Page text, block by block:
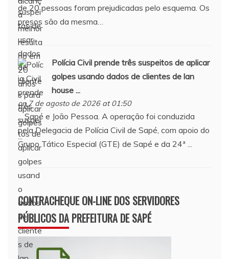
de 20 pessoas foram prejudicadas pelo esquema. Os
presos são da mesma…
Polícia Civil prende três suspeitos de aplicar
golpes usando dados de clientes de lan
house ...
on 7 de agosto de 2026 at 01:50
... Sapé e João Pessoa. A operação foi conduzida
pela Delegacia de Polícia Civil de Sapé, com apoio do
Grupo Tático Especial (GTE) de Sapé e da 24ª ...
CONTRACHEQUE ON-LINE DOS SERVIDORES
PÚBLICOS DA PREFEITURA DE SAPÉ